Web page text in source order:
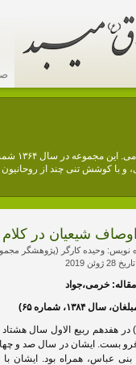
با کوشش تنی چند از
شیعیان در
نویس: وحیده کارگر (پژوهشگر
2019
: خرمی،جواد
١٣٨۴، شماره ۶۵)
در هفدهم ربیع الاول سال
فرو بست. ایشان در سال صد و
بنی عباس، همراه بود. ایشان